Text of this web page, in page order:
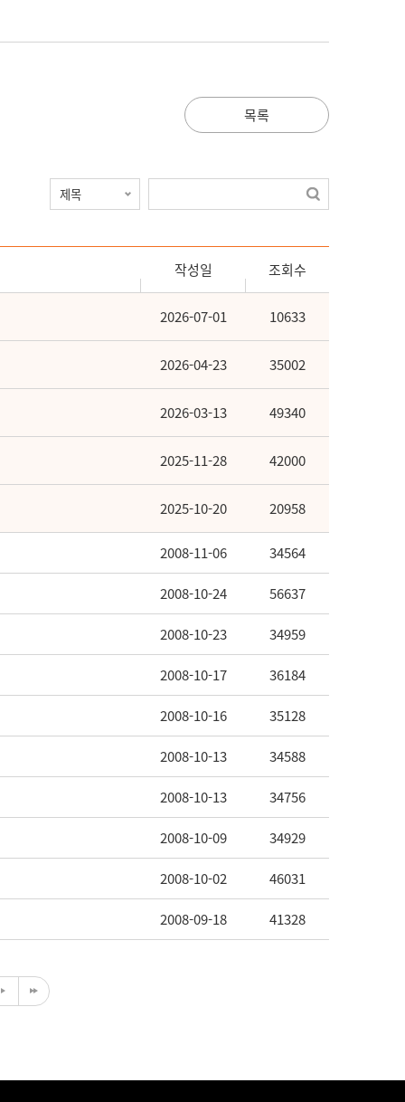
목록
작성일 조회수
2026-07-01 10633
2026-04-23 35002
2026-03-13 49340
2025-11-28 42000
2025-10-20 20958
2008-11-06 34564
2008-10-24 56637
2008-10-23 34959
2008-10-17 36184
2008-10-16 35128
2008-10-13 34588
2008-10-13 34756
2008-10-09 34929
2008-10-02 46031
2008-09-18 41328